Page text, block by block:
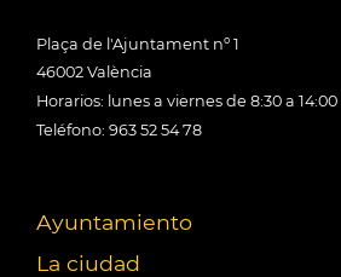
Plaça de l'Ajuntament nº 1
46002 València
Horarios: lunes a viernes de 8:30 a
Teléfono: 963 52 54 78
Ayuntamiento
La ciudad